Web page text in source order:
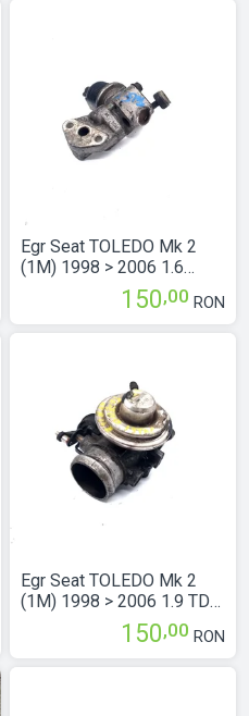
Egr Seat TOLEDO Mk 2
(1M) 1998 > 2006 1.6
150,00 RON
Egr Seat TOLEDO Mk 2
(1M) 1998 > 2006 1.9 TDI
150,00 RON